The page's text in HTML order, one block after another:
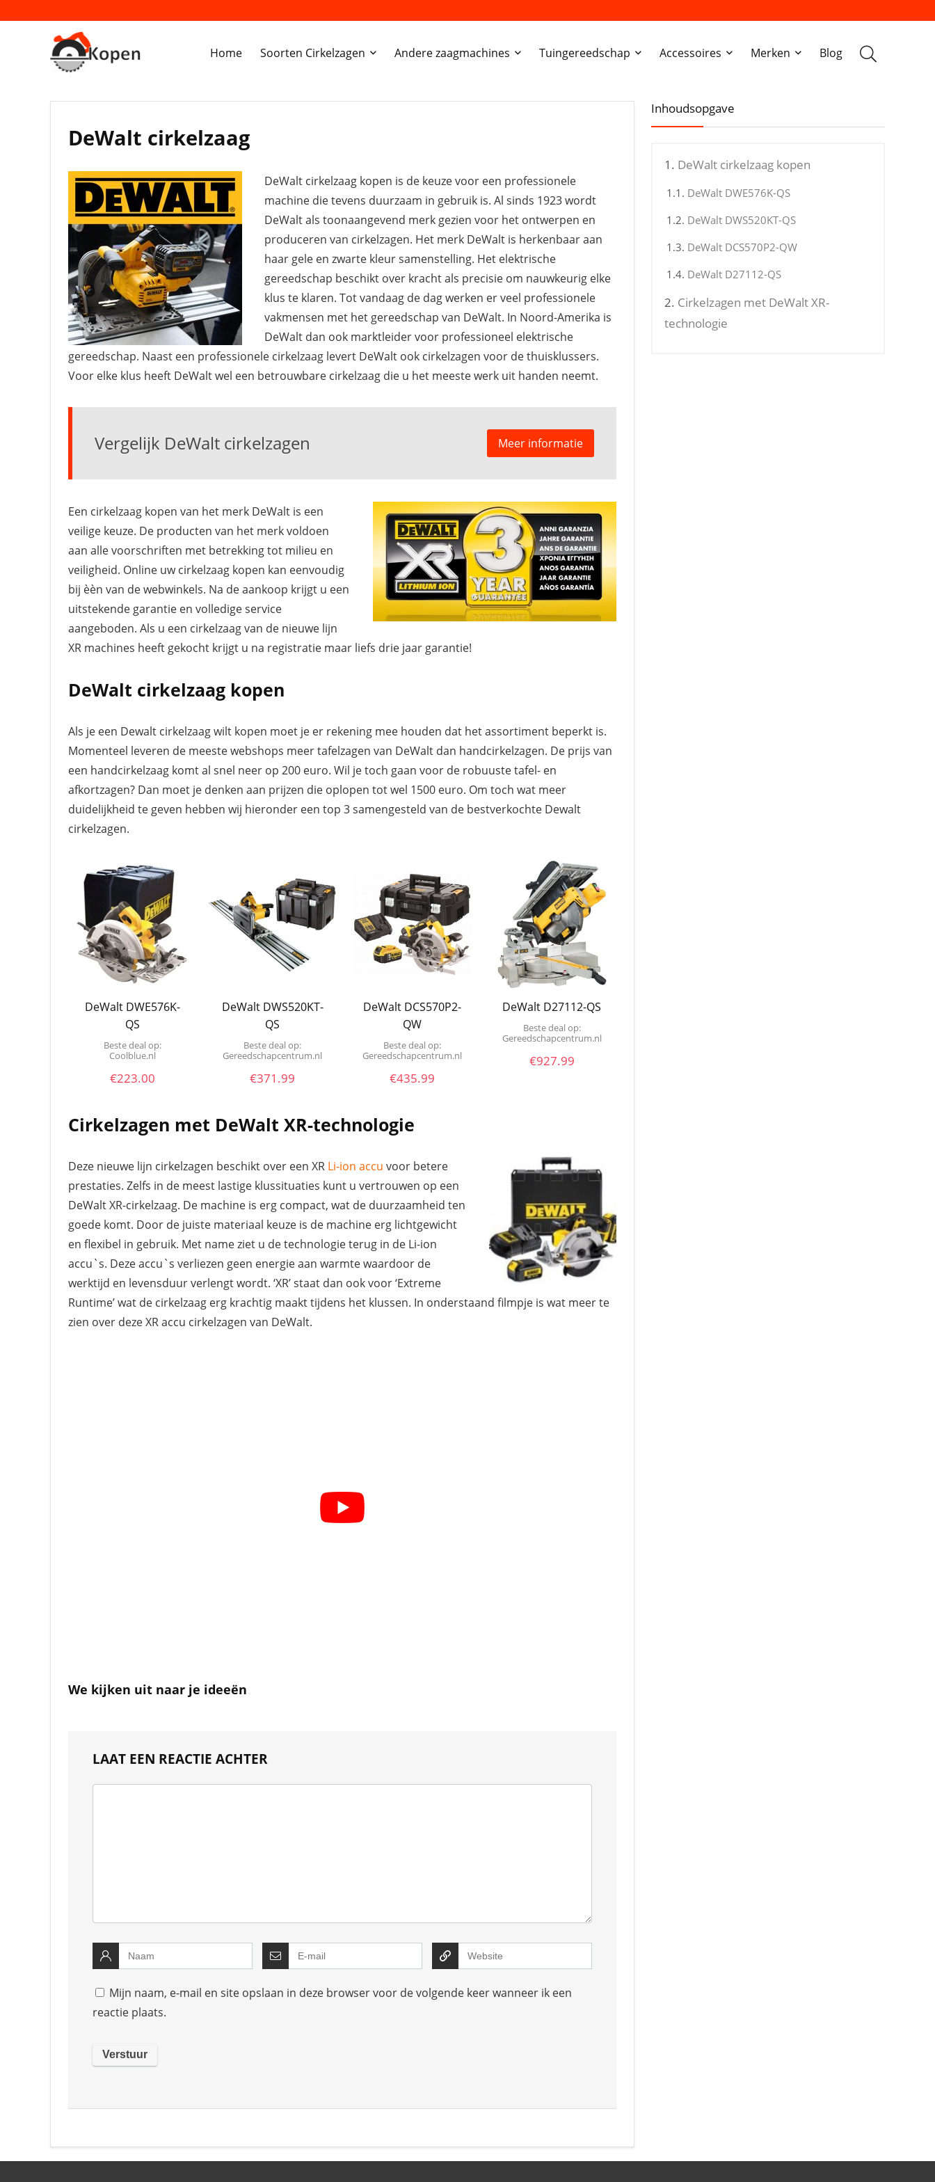
Home Soorten Cirkelzagen Andere zaagmachines Tuingereedschap Accessoires Merken Blog
DeWalt cirkelzaag
DeWalt cirkelzaag kopen is de keuze voor een professionele
machine die tevens duurzaam in gebruik is. Al sinds 1923 wordt
DeWalt als toonaangevend merk gezien voor het ontwerpen en
produceren van cirkelzagen. Het merk DeWalt is herkenbaar aan
haar gele en zwarte kleur samenstelling. Het elektrische
gereedschap beschikt over kracht als precisie om nauwkeurig elke
klus te klaren. Tot vandaag de dag werken er veel professionele
vakmensen met het gereedschap van DeWalt. In Noord-Amerika is
DeWalt dan ook marktleider voor professioneel elektrische
gereedschap. Naast een professionele cirkelzaag levert DeWalt ook cirkelzagen voor de thuisklussers.
Voor elke klus heeft DeWalt wel een betrouwbare cirkelzaag die u het meeste werk uit handen neemt.
Vergelijk DeWalt cirkelzagen Meer informatie
Een cirkelzaag kopen van het merk DeWalt is een
veilige keuze. De producten van het merk voldoen
aan alle voorschriften met betrekking tot milieu en
veiligheid. Online uw cirkelzaag kopen kan eenvoudig
bij èèn van de webwinkels. Na de aankoop krijgt u een
uitstekende garantie en volledige service
aangeboden. Als u een cirkelzaag van de nieuwe lijn
XR machines heeft gekocht krijgt u na registratie maar liefs drie jaar garantie!
DeWalt cirkelzaag kopen
Als je een Dewalt cirkelzaag wilt kopen moet je er rekening mee houden dat het assortiment beperkt is.
Momenteel leveren de meeste webshops meer tafelzagen van DeWalt dan handcirkelzagen. De prijs van
een handcirkelzaag komt al snel neer op 200 euro. Wil je toch gaan voor de robuuste tafel- en
afkortzagen? Dan moet je denken aan prijzen die oplopen tot wel 1500 euro. Om toch wat meer
duidelijkheid te geven hebben wij hieronder een top 3 samengesteld van de bestverkochte Dewalt
cirkelzagen.
DeWalt DWE576K-
QS
Beste deal op:
coolblue.nl
€223.00
DeWalt DWS520KT-
QS
Beste deal op:
Gereedschapcentrum.nl
€371.99
DeWalt DCS570P2-
QW
Beste deal op:
Gereedschapcentrum.nl
€435.99
DeWalt D27112-QS
Beste deal op:
Gereedschapcentrum.nl
€927.99
Cirkelzagen met DeWalt XR-technologie
Deze nieuwe lijn cirkelzagen beschikt over een XR Li-ion accu voor betere
prestaties. Zelfs in de meest lastige klussituaties kunt u vertrouwen op een
DeWalt XR-cirkelzaag. De machine is erg compact, wat de duurzaamheid ten
goede komt. Door de juiste materiaal keuze is de machine erg lichtgewicht
en flexibel in gebruik. Met name ziet u de technologie terug in de Li-ion
accu`s. Deze accu`s verliezen geen energie aan warmte waardoor de
werktijd en levensduur verlengt wordt. ‘XR’ staat dan ook voor ‘Extreme
Runtime’ wat de cirkelzaag erg krachtig maakt tijdens het klussen. In onderstaand filmpje is wat meer te
zien over deze XR accu cirkelzagen van DeWalt.
We kijken uit naar je ideeën
LAAT EEN REACTIE ACHTER
Mijn naam, e-mail en site opslaan in deze browser voor de volgende keer wanneer ik een
reactie plaats.
Inhoudsopgave
DeWalt cirkelzaag kopen
DeWalt DWE576K-QS
DeWalt DWS520KT-QS
DeWalt DCS570P2-QW
DeWalt D27112-QS
Cirkelzagen met DeWalt XR-
technologie